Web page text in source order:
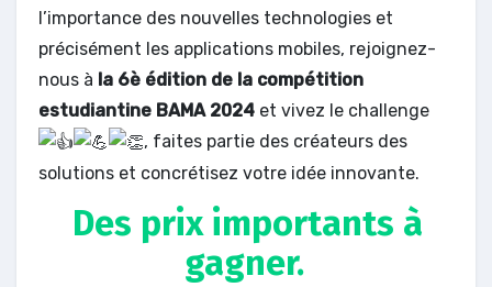
l’importance des nouvelles technologies et
précisément les applications mobiles, rejoignez-
nous à la 6è édition de la compétition
estudiantine BAMA 2024 et vivez le challenge
, faites partie des créateurs des
solutions et concrétisez votre idée innovante.
Des prix importants à
gagner.